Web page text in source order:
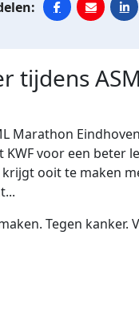
tijdens
Marathon
voor een beter
ooit te maken
Tegen kanker.